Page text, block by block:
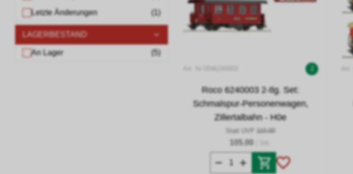
Letzte Änderungen ( )
LAGERBESTAND
An Lager (5)
Roco 6240003 2-tlg. Set:
Schmalspur-Personenwagen,
Zillertalbahn - H0e
Statt UVP 119.00
105.00